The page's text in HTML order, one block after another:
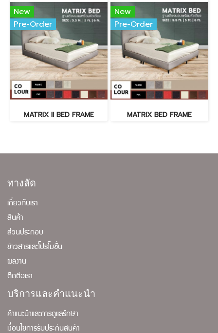
New
Pre-Order
MATRIX II BED FRAME
New
Pre-Order
MATRIX BED FRAME
ทางลัด
เกี่ยวกับเรา
สินค้า
ส่วนประกอบ
ข่าวสารและโปรโมชั่น
ผลงาน
ติดต่อเรา
บริการและคำแนะนำ
คำแนะนำและการดูแลรักษา
เงื่อนไขการรับประกันสินค้า